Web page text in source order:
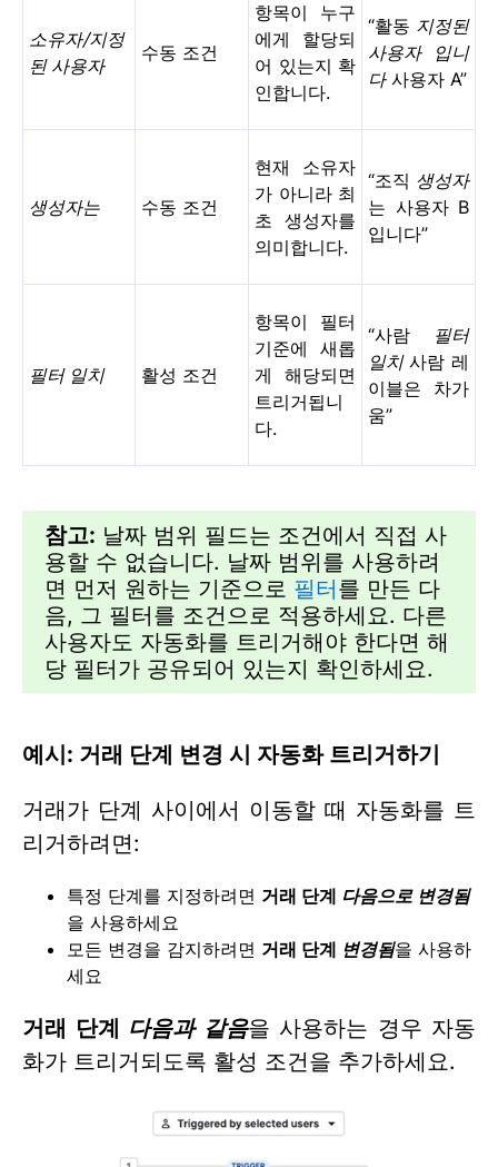
소유자/지정
된 사용자
수동 조건
항목이 누구
에게 할당되
어 있는지 확
인합니다.
“활동 지정된
사용자
입니
다사용자 A”
생성자는 수동 조건
현재 소유자
가 아니라 최
초 생성자를
의미합니다.
“조직 생성자
는 사용자 B
입니다”
필터 일치 활성 조건
항목이 필터
기준에 새롭
게 해당되면
트리거됩니
다.
“사람 필터
일치 사람 레
이블은 차가
움”
참고: 날짜 범위 필드는 조건에서 직접 사
용할 수 없습니다. 날짜 범위를 사용하려
면 먼저 원하는 기준으로 필터를 만든 다
음, 그 필터를 조건으로 적용하세요. 다른
사용자도 자동화를 트리거해야 한다면 해
당 필터가 공유되어 있는지 확인하세요.
예시: 거래 단계 변경 시 자동화 트리거하기
거래가 단계 사이에서 이동할 때 자동화를 트
리거하려면:
특정 단계를 지정하려면 거래 단계 다음으로 변경됨
을 사용하세요
모든 변경을 감지하려면 거래 단계 변경됨을 사용하
세요
거래 단계 다음과 같음을 사용하는 경우 자동
화가 트리거되도록 활성 조건을 추가하세요.